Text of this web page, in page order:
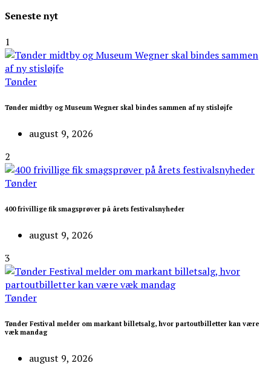
Seneste nyt
1
Tønder
Tønder midtby og Museum Wegner skal bindes sammen af ny stisløjfe
august 9, 2026
2
Tønder
400 frivillige fik smagsprøver på årets festivalsnyheder
august 9, 2026
3
Tønder
Tønder Festival melder om markant billetsalg, hvor partoutbilletter kan være
væk mandag
august 9, 2026